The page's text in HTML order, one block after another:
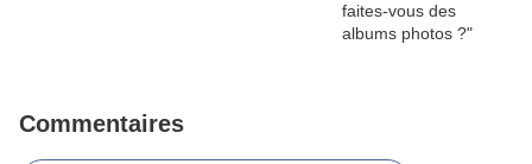
Commentaires